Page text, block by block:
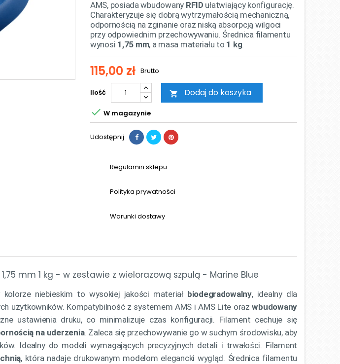
AMS, posiada wbudowany RFID ułatwiający konfigurację.
Charakteryzuje się dobrą wytrzymałością mechaniczną,
odpornością na zginanie oraz niską absorpcją wilgoci
przy odpowiednim przechowywaniu. Średnica filamentu
wynosi 1,75 mm, a masa materiału to 1 kg.
115,00 zł Brutto
Ilość  Dodaj do koszyka
 W magazynie
Udostępnij
Regulamin sklepu
Polityka prywatności
Warunki dostawy
mm 1 kg - w zestawie z wielorazową szpulą - Marine Blue
niebieskim to wysokiej jakości materiał biodegradowalny, idealny dla
użytkowników. Kompatybilność z systemem AMS i AMS Lite orazwbudowany
ustawienia druku, co minimalizuje czas konfiguracji. Filament cechuje się
na uderzenia. Zaleca się przechowywanie go w suchym środowisku, aby
Idealny do modeli wymagających precyzyjnych detali i trwałości. Filament
, która nadaje drukowanym modelom elegancki wygląd. Średnica filamentu